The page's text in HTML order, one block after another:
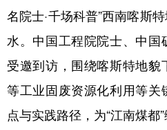
畅游贵州 数字贵州
光影贵州 部门之窗
融媒联播 贵阳
名院士·千场科普”西南喀斯
水。中国工程院院士、中
受邀到访，围绕喀斯特地
等工业固废资源化利用等
点与实践路径，为“江南煤都